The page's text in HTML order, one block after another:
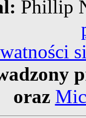
Phillip
oraz